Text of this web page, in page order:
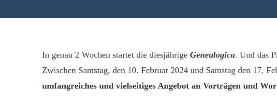
In genau 2 Wochen startet die diesjährige Genealogica. Und das
Zwischen Samstag, den 10. Februar 2024 und Samstag den 17.
umfangreiches und vielseitiges Angebot an Vorträgen und